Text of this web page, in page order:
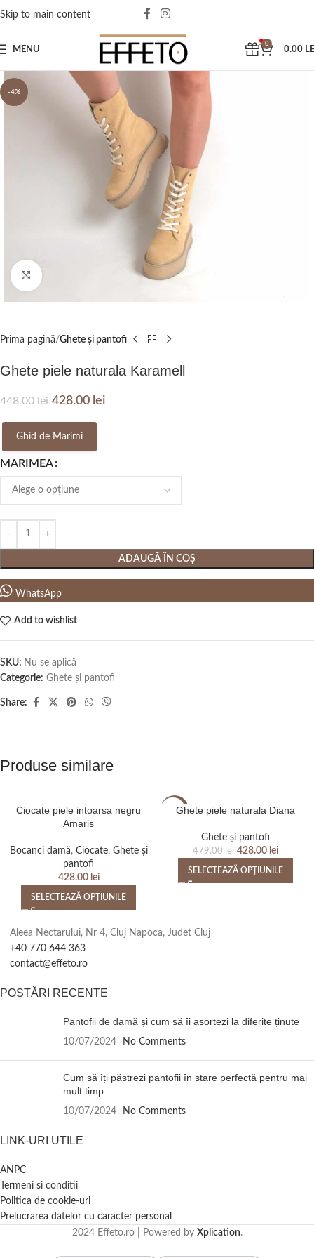
Skip to main content
MENU
0
0.00
-4%
Prima pagină Ghete și pantofi
Ghete piele naturala Karamell
448.00lei 428.00 lei
Ghid de Marimi
MARIMEA
ADAUGĂ ÎN COȘ
WhatsApp
Add to wishlist
SKU: Nu se aplică
Categorie: Ghete și pantofi
Share:
Produse similare
Ciocate piele intoarsa negru
Amaris
Bocanci damă, Ciocate, Ghete și
pantofi
428.00 lei
SELECTEAZĂ OPȚIUNILE
-11%Ghete piele naturala Diana
Ghete și pantofi
479.00lei 428.00 lei
SELECTEAZĂ OPȚIUNILE
Aleea Nectarului, Nr 4, Cluj Napoca, Judet Cluj
+40 770 644 363
contact@effeto.ro
POSTĂRI RECENTE
Pantofii de damă și cum să îi asortezi la diferite ținute
10/07/2024 No Comments
Cum să îți păstrezi pantofii în stare perfectă pentru mai
mult timp
10/07/2024 No Comments
LINK-URI UTILE
ANPC
Termeni si conditii
Politica de cookie-uri
Prelucrarea datelor cu caracter personal
2024 Effeto.ro | Powered by Xplication.